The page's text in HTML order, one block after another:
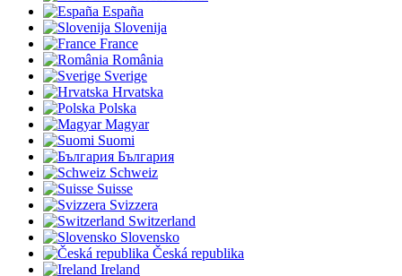
España
Slovenija
France
România
Sverige
Hrvatska
Polska
Magyar
Suomi
България
Schweiz
Suisse
Svizzera
Switzerland
Slovensko
Česká republika
Ireland